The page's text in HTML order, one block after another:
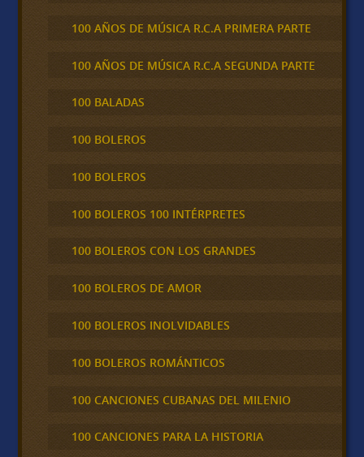
100 AÑOS DE MÚSICA R.C.A PRIMERA PARTE
100 AÑOS DE MÚSICA R.C.A SEGUNDA PARTE
100 BALADAS
100 BOLEROS
100 BOLEROS
100 BOLEROS 100 INTÉRPRETES
100 BOLEROS CON LOS GRANDES
100 BOLEROS DE AMOR
100 BOLEROS INOLVIDABLES
100 BOLEROS ROMÁNTICOS
100 CANCIONES CUBANAS DEL MILENIO
100 CANCIONES PARA LA HISTORIA